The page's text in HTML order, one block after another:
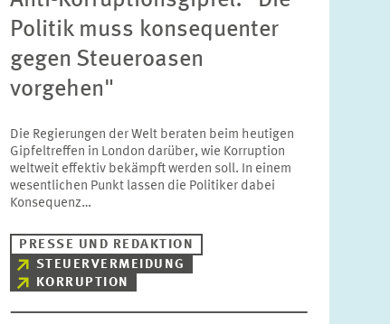
Jahr
Bitte wählen Sie ein Jahr
Bereiche
Bitte wählen
Politik muss konsequenter
gegen Steueroasen
vorgehen"
Die Regierungen der Welt beraten beim heutigen
Gipfeltreffen in London darüber, wie Korruption
weltweit effektiv bekämpft werden soll. In einem
wesentlichen Punkt lassen die Politiker dabei
Konsequenz…
PRESSE UND REDAKTION
STEUERVERMEIDUNG
KORRUPTION